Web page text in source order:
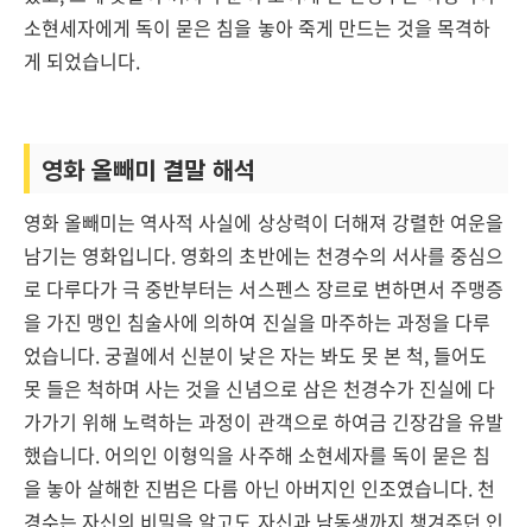
소현세자에게 독이 묻은 침을 놓아 죽게 만드는 것을 목격하
게 되었습니다.
영화 올빼미 결말 해석
영화 올빼미는 역사적 사실에 상상력이 더해져 강렬한 여운을
남기는 영화입니다. 영화의 초반에는 천경수의 서사를 중심으
로 다루다가 극 중반부터는 서스펜스 장르로 변하면서 주맹증
을 가진 맹인 침술사에 의하여 진실을 마주하는 과정을 다루
었습니다. 궁궐에서 신분이 낮은 자는 봐도 못 본 척, 들어도
못 들은 척하며 사는 것을 신념으로 삼은 천경수가 진실에 다
가가기 위해 노력하는 과정이 관객으로 하여금 긴장감을 유발
했습니다. 어의인 이형익을 사주해 소현세자를 독이 묻은 침
을 놓아 살해한 진범은 다름 아닌 아버지인 인조였습니다. 천
경수는 자신의 비밀을 알고도 자신과 남동생까지 챙겨주던 인